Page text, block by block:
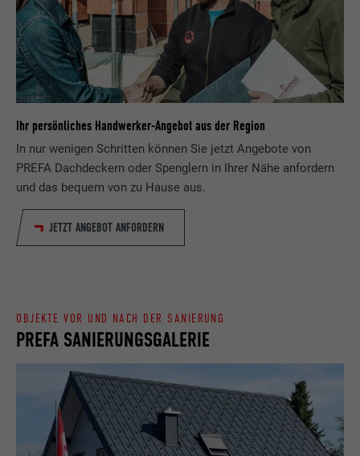
Ihr persönliches Handwerker-Angebot aus der Region
In nur wenigen Schritten können Sie jetzt Angebote von
PREFA Dachdeckern oder Spenglern in Ihrer Nähe anfordern
und das bequem von zu Hause aus.
JETZT ANGEBOT ANFORDERN
PREFA SANIERUNGSGALERIE
OBJEKTE VOR UND NACH DER SANIERUNG
Zweck
Registriert eine eindeutige ID, die verwendet
wird, um statistische Daten dazu, wieder
Besucher die Website nutzt, zu generieren.
Name _gaexp
Anbieter Google Optimize
Laufzeit 90 Tage
Zweck
der Browser das Setzen von Cookies
Anbieter ads.linkedin.com
Laufzeit Sitzung
Speichert die vom Benutzer ausgewählte
Sprach version einer Webseite.
Anbieter LinkedIn
Laufzeit Sitzung
uns"-Fenster enthält.
bcookie
Anbieter LinkedIn
Laufzeit 2 Jahre